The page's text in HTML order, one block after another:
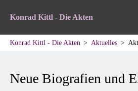
Konrad Kittl - Die Akten
Konrad Kittl - Die Akten Aktuelles
Neue Biografien und